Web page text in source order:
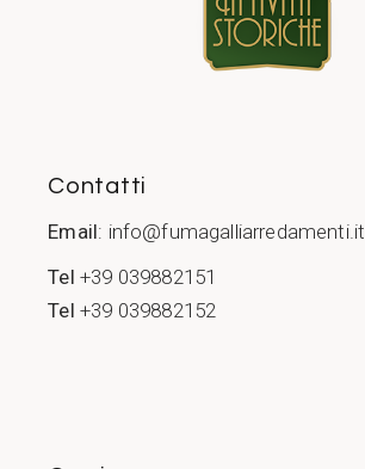
Contatti
Email: info@fumagalliarredamenti.it
Tel +39 039882151
Tel +39 039882152